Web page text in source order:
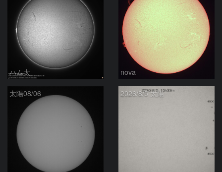
ハム太 nova
太陽08/06 2026/8/5 太陽